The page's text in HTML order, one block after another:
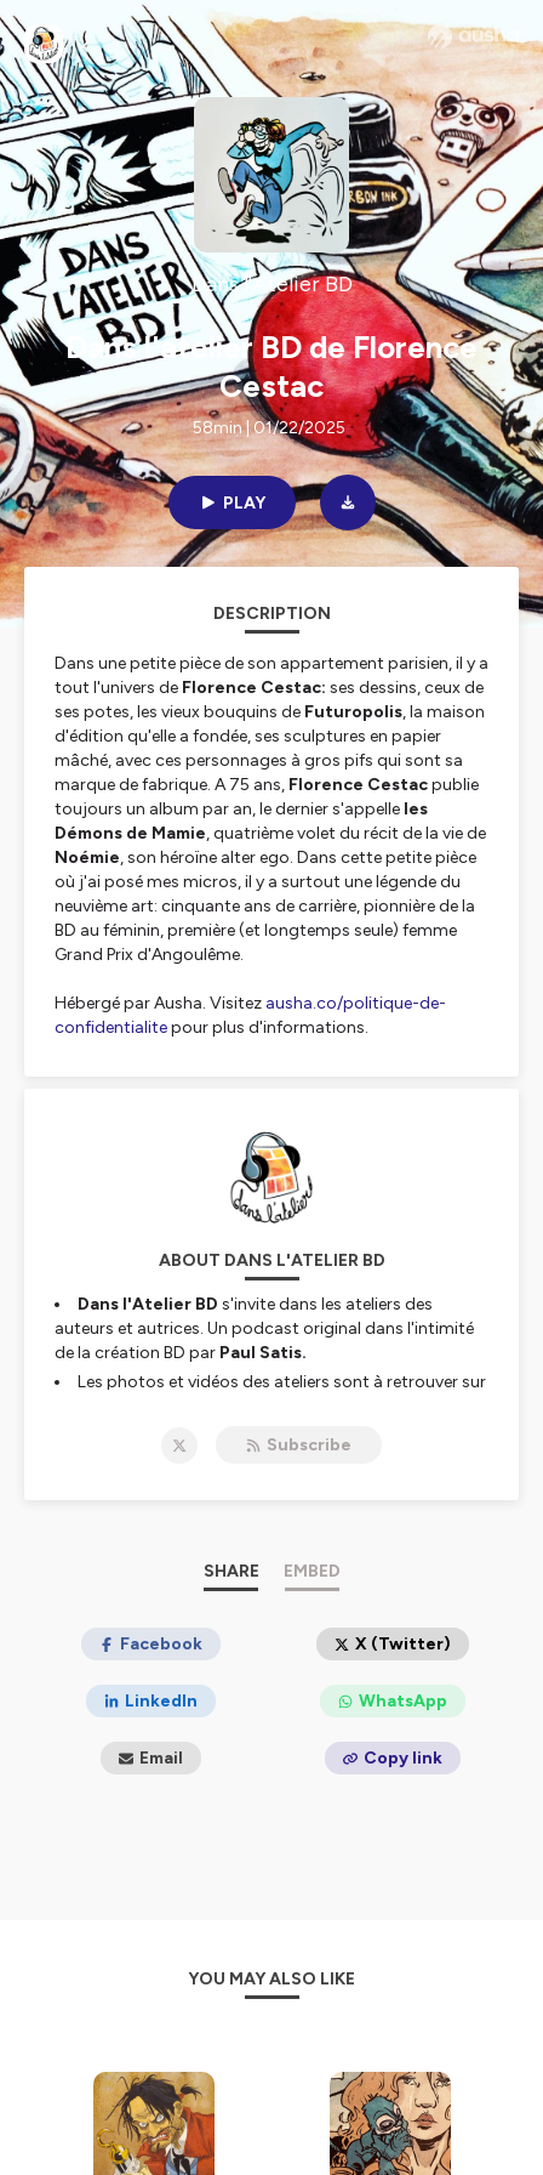
Dans l'Atelier BD
Dans l'atelier BD de Florence
Cestac
58min | 01/22/2025
PLAY
DESCRIPTION
Dans une petite pièce de son appartement parisien, il y a
tout l'univers de Florence Cestac: ses dessins, ceux de
ses potes, les vieux bouquins de Futuropolis, la maison
d'édition qu'elle a fondée, ses sculptures en papier
mâché, avec ces personnages à gros pifs qui sont sa
marque de fabrique. A 75 ans, Florence Cestacpublie
toujours un album par an, le dernier s'appelle les
Démons de Mamie, quatrième volet du récit de la vie de
Noémie, son héroïne alter ego. Dans cette petite pièce
où j'ai posé mes micros, il y a surtout une légende du
neuvième art: cinquante ans de carrière, pionnière de la
BD au féminin, première (et longtemps seule) femme
Grand Prix d'Angoulême.
Hébergé par Ausha. Visitez ausha.co/politique-de-
confidentialitepour plus d'informations.
ABOUT DANS L'ATELIER BD
Dans l'Atelier BD s'invite dans les ateliers des
auteurs et autrices. Un podcast original dans l'intimité
de la création BD par Paul Satis.
Les photos et vidéos des ateliers sont à retrouver sur
X : dans l'atelier/ podcast BD @atelier_BD
pour plus d'informations.
Subscribe
SHARE EMBED
Facebook X (Twitter)
LinkedIn WhatsApp
Email Copy link
YOU MAY ALSO LIKE